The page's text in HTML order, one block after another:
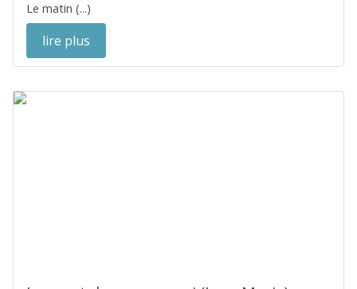
Le matin (...)
lire plus